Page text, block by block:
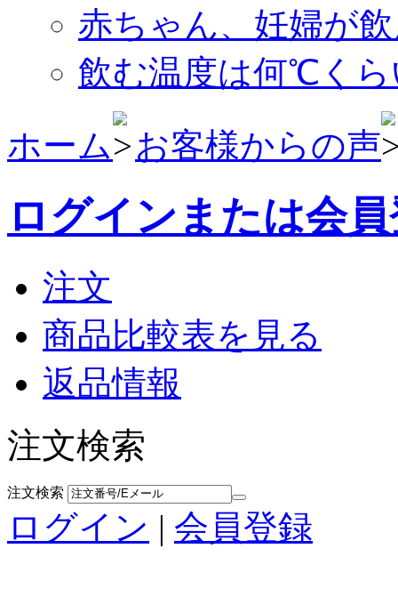
赤ちゃん、妊婦が
飲む温度は何℃く
ホーム
お客様からの声
ログインまたは会
注文
商品比較表を見る
返品情報
注文検索
注文検索
ログイン | 会員登録